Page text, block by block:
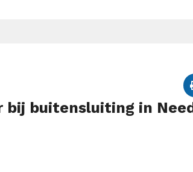
bij buitensluiting in